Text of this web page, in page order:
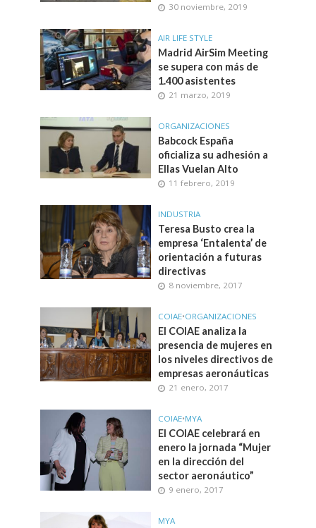
30 noviembre, 2019
AIR LIFE STYLE
Madrid AirSim Meeting
se supera con más de
1.400 asistentes
21 marzo, 2019
ORGANIZACIONES
Babcock España
oficializa su adhesión a
Ellas Vuelan Alto
11 febrero, 2019
INDUSTRIA
Teresa Busto crea la
empresa ‘Entalenta’ de
orientación a futuras
directivas
8 noviembre, 2017
COIAE•ORGANIZACIONES
El COIAE analiza la
presencia de mujeres en
los niveles directivos de
empresas aeronáuticas
21 enero, 2017
COIAE•MYA
El COIAE celebrará en
enero la jornada “Mujer
en la dirección del
sector aeronáutico”
9 enero, 2017
MYA